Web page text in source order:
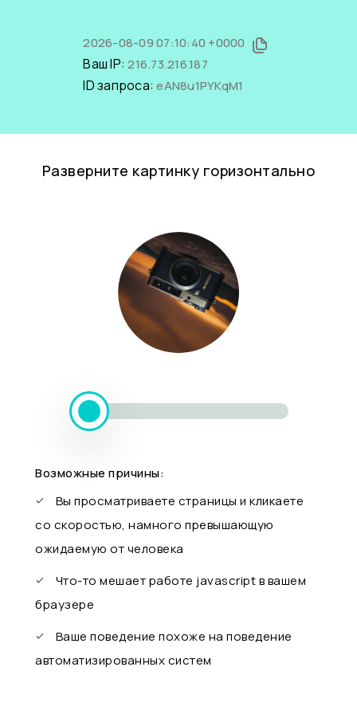
2026-08-09 07:10:40 +0000
Ваш IP:216.73.216.187
ID запроса:eAN8u1PYKqM1
Разверните картинку горизонтально
Возможные причины:
Вы просматриваете страницы и кликаете
со скоростью, намного превышающую
ожидаемую от человека
Что-то мешает работе javascript в вашем
браузере
Ваше поведение похоже на поведение
автоматизированных систем